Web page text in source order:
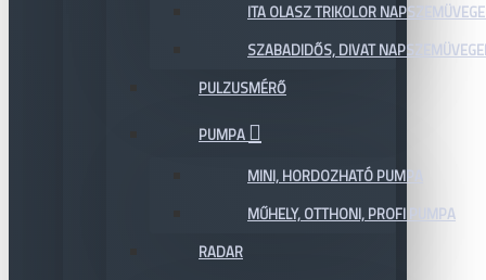
ITA OLASZ TRIKOLOR
SZABADIDŐS, DIVAT
PULZUSMÉRŐ
PUMPA
MINI, HORDOZHATÓ PUMPA
MŰHELY, OTTHONI, PROFI PUMPA
RADAR